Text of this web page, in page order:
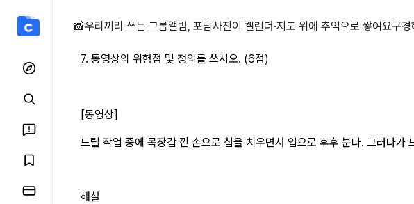
7. 동영상의 위험점 상세 페이지
📸우리끼리 쓰는 그룹앨범, 포담사진이 캘린더·지도 위에 추억으로 쌓여요구경
7. 동영상의 위험점 및 정의를 쓰시오. (6점)
[동영상]
드릴 작업 중에 목장갑 낀 손으로 칩을 치우면서 입으로 후후 분다. 그러다가
해설